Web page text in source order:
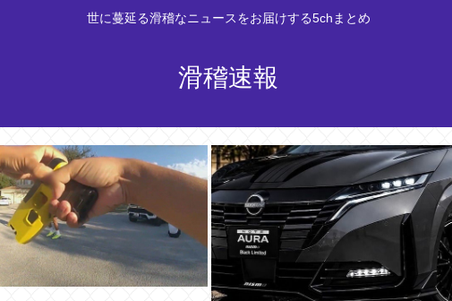
世に蔓延る滑稽なニュースをお届けする5chまとめ
滑稽速報